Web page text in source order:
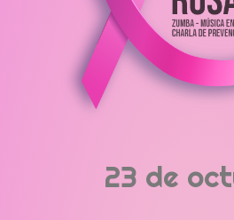
23 de